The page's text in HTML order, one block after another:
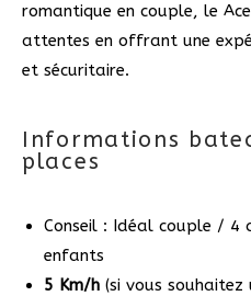
romantique en couple, le
attentes en offrant une
et sécuritaire.
Informations
places
Conseil : Idéal couple /
enfants
5 Km/h (si vous